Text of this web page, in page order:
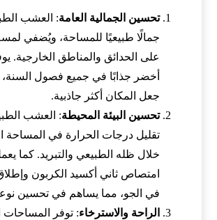
تحسين الجمالية العامة: العشب
جمالًا طبيعيًا للمساحة، ويُضفي
على الحدائق والمناطق الخارجية.
أخضر جذابًا في جميع فصول
جعل المكان أكثر جاذبية.
تحسين البيئة المحيطة: العشب
تقليل درجات الحرارة في المساحة
خلال ظله الطبيعي والتبريد. كما
امتصاص ثاني أكسيد الكربون
في الجو، مما يساهم في تحسين
الراحة والاسترخاء: توفر المساحات